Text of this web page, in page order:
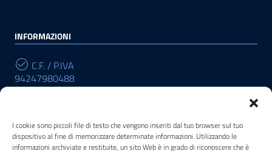
I cookie sono piccoli file di testo che vengono inseriti dal tuo browser sul tuo
dispositivo al fine di memorizzare determinate informazioni. Utilizzando le
informazioni archiviate e restituite, un sito Web è in grado di riconoscere che è
INFORMAZIONI
C.F. / P.IVA
94247980488